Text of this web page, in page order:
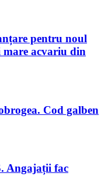
pentru noul
mare acvariu din
Cod galben
Angajații fac